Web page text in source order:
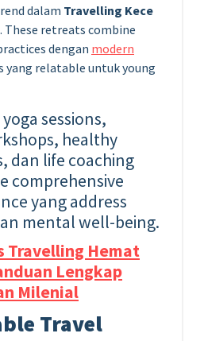
dalam Travelling Kece
. These retreats combine
dengan modern
yang relatable untuk young
sessions,
healthy
dan life coaching
comprehensive
yang address
mental well-being.
Travelling Hemat
Lengkap
Milenial
Travel